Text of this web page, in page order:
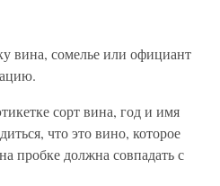
вина, сомелье или официант
сорт вина, год и имя
что это вино, которое
пробке должна совпадать с